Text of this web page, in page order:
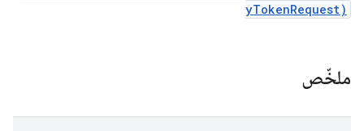
yTokenRequest)
ملخّص